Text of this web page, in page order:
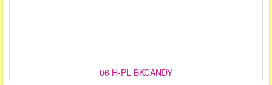
06 H-PL BKCANDY